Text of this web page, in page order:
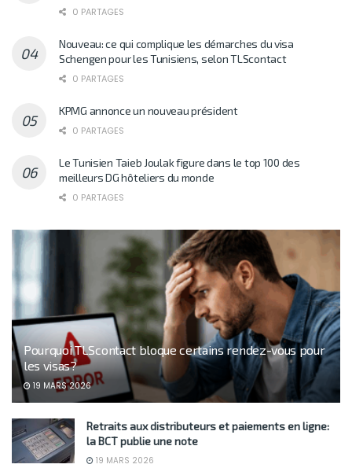
0 PARTAGES
Nouveau: ce qui complique les démarches du visa
Schengen pour les Tunisiens, selon TLScontact
0 PARTAGES
KPMG annonce un nouveau président
0 PARTAGES
Le Tunisien Taieb Joulak figure dans le top 100 des
meilleurs DG hôteliers du monde
0 PARTAGES
Pourquoi TLScontact bloque certains rendez-vous pour
les visas?
19 MARS 2026
Retraits aux distributeurs et paiements en ligne:
la BCT publie une note
19 MARS 2026